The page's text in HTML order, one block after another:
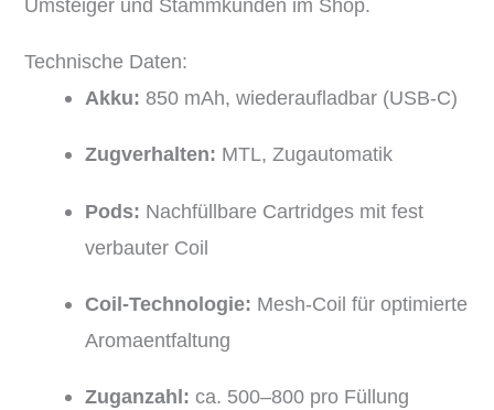
Umsteiger und Stammkunden im Shop.
Technische Daten:
Akku: 850 mAh, wiederaufladbar (USB-C)
Zugverhalten: MTL, Zugautomatik
Pods: Nachfüllbare Cartridges mit fest
verbauter Coil
Coil-Technologie: Mesh-Coil für optimierte
Aromaentfaltung
Zuganzahl: ca. 500–800 pro Füllung